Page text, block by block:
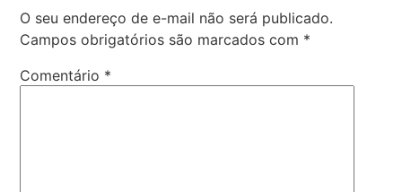
O seu endereço de e-mail não será publicado.
Campos obrigatórios são marcados com *
Comentário *